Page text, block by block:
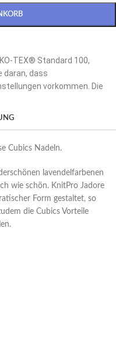
TEX® Standard 100,
daran, dass
vorkommen. Die
Cubics Nadeln.
lavendelfarbenen
wie schön. KnitPro Jadore
Form gestaltet, so
die Cubics Vorteile